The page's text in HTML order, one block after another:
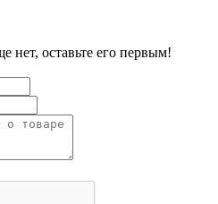
нет, оставьте его первым!